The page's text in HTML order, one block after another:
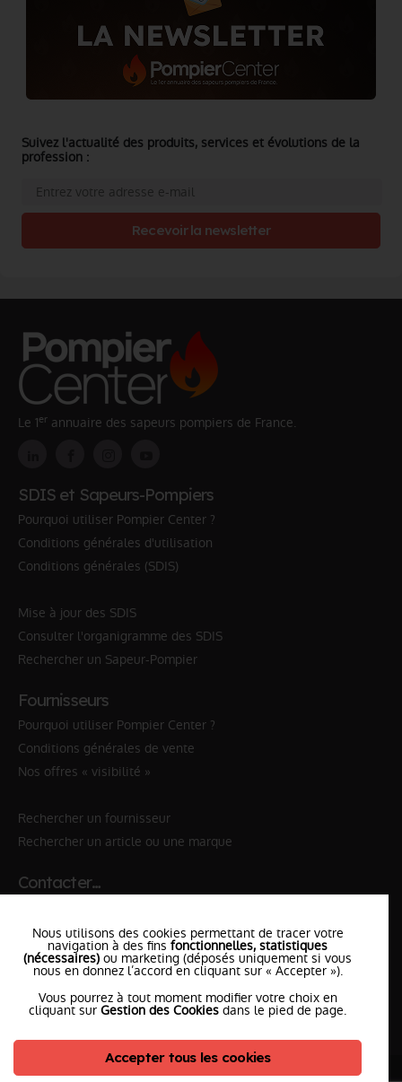
Suivez l'actualité des produits, services et évolutions de la
profession :
Recevoir la newsletter
Le 1er annuaire des sapeurs pompiers de France.
SDIS et Sapeurs-Pompiers
Pourquoi utiliser Pompier Center ?
Conditions générales d'utilisation
Conditions générales (SDIS)
Mise à jour des SDIS
Consulter l'organigramme des SDIS
Rechercher un Sapeur-Pompier
Fournisseurs
Pourquoi utiliser Pompier Center ?
Conditions générales de vente
Nos offres « visibilité »
Rechercher un fournisseur
Rechercher un article ou une marque
Contacter…
✆ 18№National Sapeurs-Pompiers
le SDISle plus proche
l'équipePompierCenter
Nous utilisons des cookies permettant de tracer votre
navigation à des fins fonctionnelles, statistiques
(nécessaires) ou marketing (déposés uniquement si vous
nous en donnez l’accord en cliquant sur « Accepter »).
Vous pourrez à tout moment modifier votre choix en
cliquant sur Gestion des Cookies dans le pied de page.
Accepter tous les cookies